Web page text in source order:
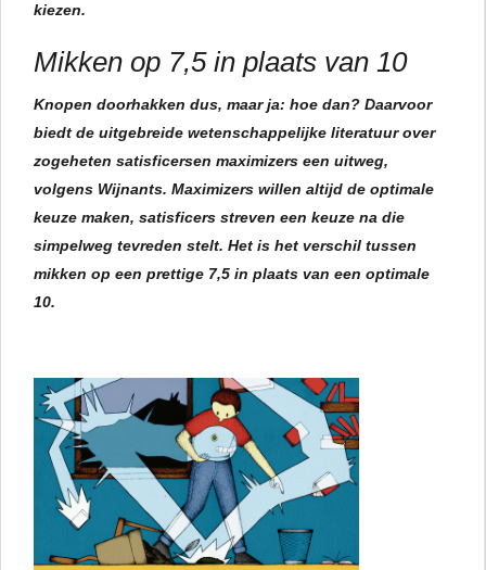
kiezen.
Mikken op 7,5 in plaats van 10
Knopen doorhakken dus, maar ja: hoe dan? Daarvoor
biedt de uitgebreide wetenschappelijke literatuur over
zogeheten satisficersen maximizers een uitweg,
volgens Wijnants. Maximizers willen altijd de optimale
keuze maken, satisficers streven een keuze na die
simpelweg tevreden stelt. Het is het verschil tussen
mikken op een prettige 7,5 in plaats van een optimale
10.